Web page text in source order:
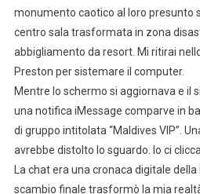
monumento caotico al loro presunto
centro sala trasformata in zona
abbigliamento da resort. Mi ritirai
Preston per sistemare il computer.
Mentre lo schermo si aggiornava e il
una notifica iMessage comparve in
di gruppo intitolata “Maldives VIP”.
avrebbe distolto lo sguardo. Io ci
La chat era una cronaca digitale
scambio finale trasformò la mia